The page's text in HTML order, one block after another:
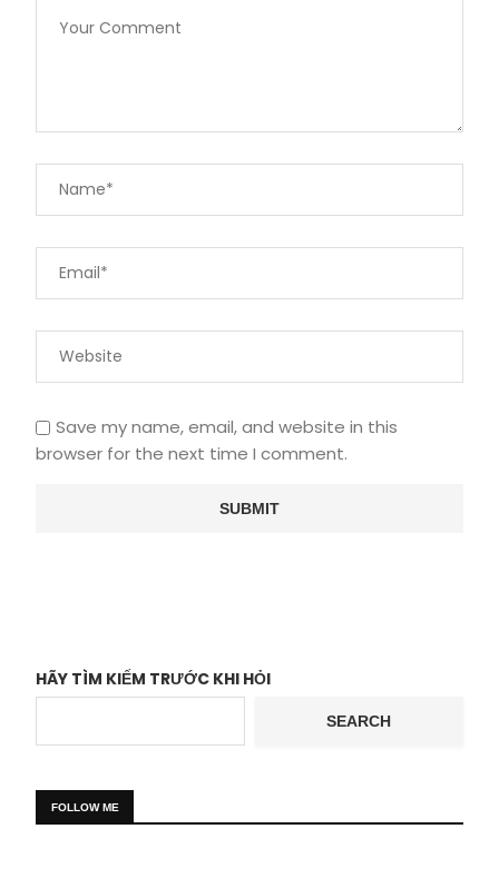
Save my name, email, and website in this
browser for the next time I comment.
HÃY TÌM KIẾM TRƯỚC KHI HỎI
SEARCH
FOLLOW ME